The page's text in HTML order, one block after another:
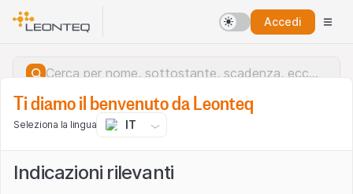
Accedi
Ti diamo il benvenuto da Leonteq
Seleziona la lingua IT
Indicazioni rilevanti